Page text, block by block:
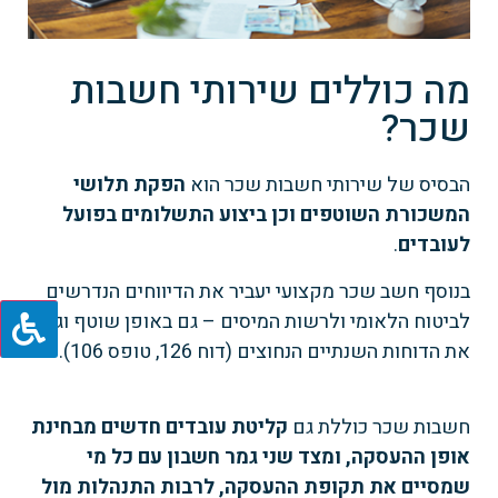
מה כוללים שירותי חשבות
שכר?
הבסיס של שירותי חשבות שכר הוא הפקת תלושי
המשכורת השוטפים וכן ביצוע התשלומים בפועל
לעובדים.
בנוסף חשב שכר מקצועי יעביר את הדיווחים הנדרשים
לביטוח הלאומי ולרשות המיסים – גם באופן שוטף וגם
את הדוחות השנתיים הנחוצים (דוח 126, טופס 106).
חשבות שכר כוללת גם קליטת עובדים חדשים מבחינת
אופן ההעסקה, ומצד שני גמר חשבון עם כל מי
שמסיים את תקופת ההעסקה, לרבות התנהלות מול